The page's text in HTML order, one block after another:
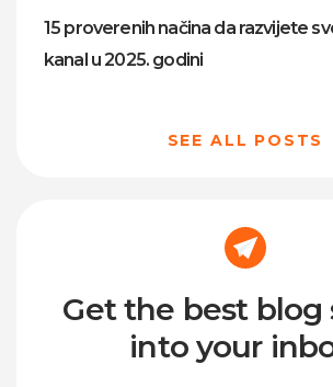
15 proverenih načina da razvijete
kanal u 2025. godini
SEE ALL POSTS
Get the best blog
into your